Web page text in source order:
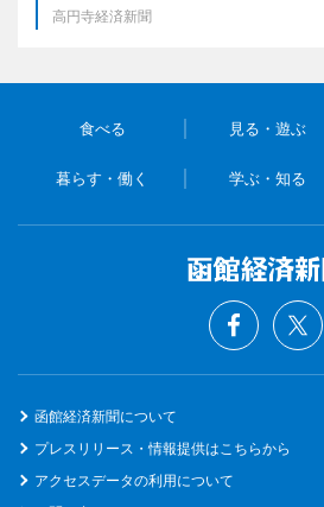
高円寺経済新聞
食べる 見る・遊ぶ
暮らす・働く 学ぶ・知る
函館経済新聞について
プレスリリース・情報提供はこちらから
アクセスデータの利用について